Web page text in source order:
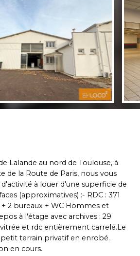
Lalande au nord de Toulouse, à
de la Route de Paris, nous vous
à louer d'une superficie de
(approximatives) :- RDC : 371
2 bureaux + WC Hommes et
à l'étage avec archives : 29
et rdc entièrement carrelé.Le
terrain privatif en enrobé.
en cours.